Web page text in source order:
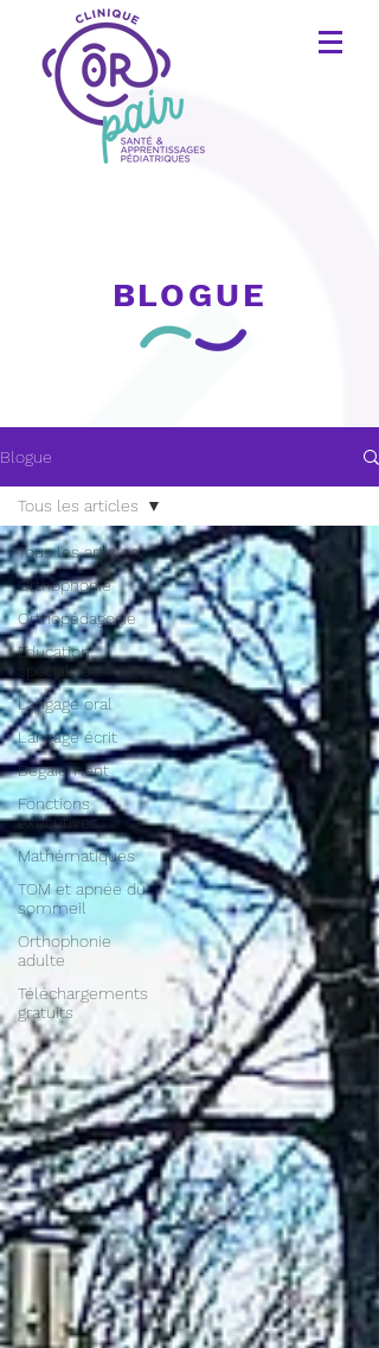
BLOGUE
Blogue
Tous les articles
Orthophonie
Orthopédagogie
Éducation
spécialisée
Langage oral
Langage écrit
Bégaiement
Fonctions
exécutives
Mathématiques
TOM et apnée du
sommeil
Orthophonie
adulte
Téléchargements
gratuits
Tous les articles